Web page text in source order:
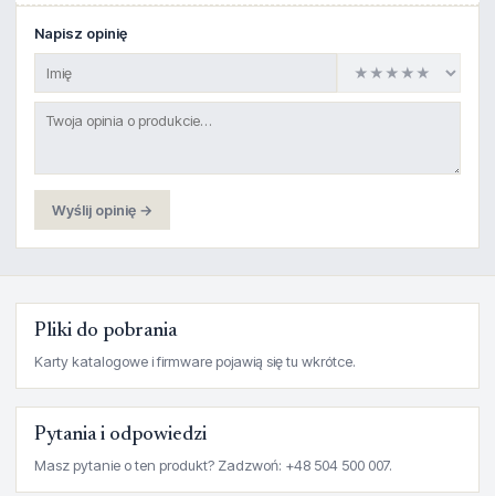
Napisz opinię
Wyślij opinię →
Pliki do pobrania
Karty katalogowe i firmware pojawią się tu wkrótce.
Pytania i odpowiedzi
Masz pytanie o ten produkt? Zadzwoń: +48 504 500 007.